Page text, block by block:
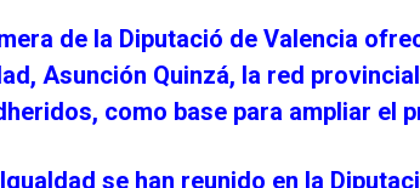
de la Diputació de Valencia
Asunción Quinzá, la red
como base para ampliar el
se han reunido en la